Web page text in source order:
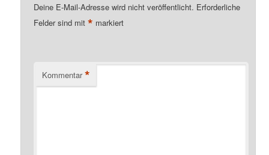
Deine E-Mail-Adresse wird nicht veröffentlicht. Erforderliche
Felder sind mit* markiert
Kommentar *